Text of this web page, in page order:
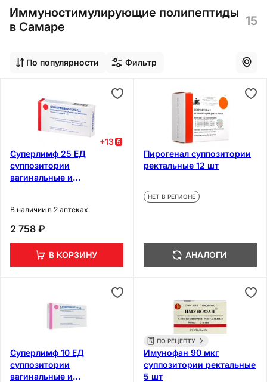
Иммуностимулирующие полипептиды
в Самаре
15
По популярности Фильтр
+13
Суперлимф 25 ЕД
суппозитории
вагинальные и
В наличии в 2 аптеках
2 758 ₽
В КОРЗИНУ
Пирогенал суппозитории
ректальные 12 шт
НЕТ В РЕГИОНЕ
АНАЛОГИ
Суперлимф 10 ЕД
суппозитории
вагинальные и
ПО РЕЦЕПТУ
Имунофан 90 мкг
суппозитории ректальные
5 шт